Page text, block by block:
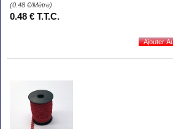
(0.48 €/Mètre)
0.48 € T.T.C.